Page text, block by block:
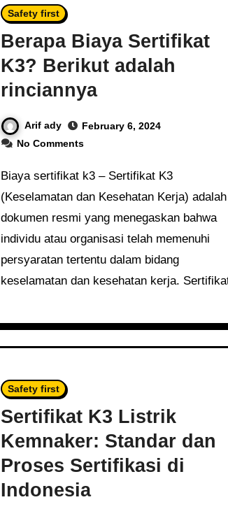
Safety first
Berapa Biaya Sertifikat
K3? Berikut adalah
rinciannya
Arif ady
February 6, 2024
No Comments
Biaya sertifikat k3 – Sertifikat K3
(Keselamatan dan Kesehatan Kerja) adalah
dokumen resmi yang menegaskan bahwa
individu atau organisasi telah memenuhi
persyaratan tertentu dalam bidang
keselamatan dan kesehatan kerja.
Safety first
Sertifikat K3 Listrik
Kemnaker: Standar dan
Proses Sertifikasi di
Indonesia